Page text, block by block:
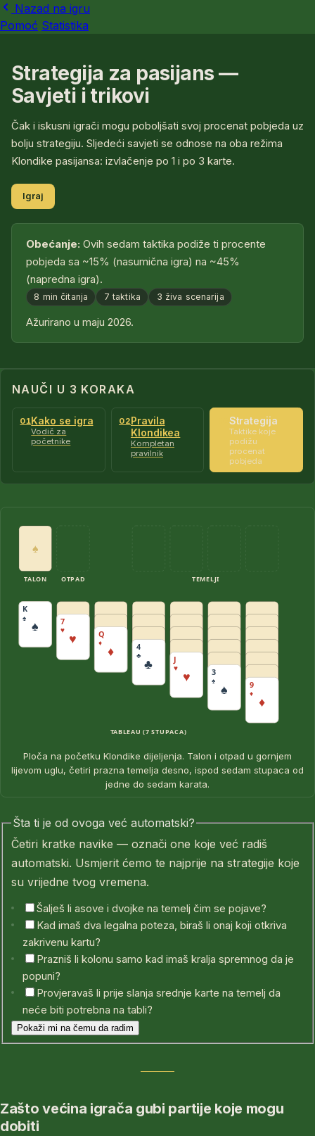
Nazad na igru
Pomoć Statistika
Strategija za pasijans —
Savjeti i trikovi
Čak i iskusni igrači mogu poboljšati svoj procenat pobjeda uz
bolju strategiju. Sljedeći savjeti se odnose na oba režima
Klondike pasijansa: izvlačenje po 1 i po 3 karte.
Igraj
Obećanje: Ovih sedam taktika podiže ti procente
pobjeda sa ~15% (nasumična igra) na ~45%
(napredna igra).
8 min čitanja 7 taktika 3 živa scenarija
Ažurirano u maju 2026.
NAUČI U 3 KORAKA
01Kako se igra
Vodič za
početnike
02Pravila
Klondikea
Kompletan
pravilnik
Strategija
Taktike koje
podižu
procenat
pobjeda
♠
TALON OTPAD TEMELJI
K
♠ ♠ 7
♥ ♥
Q
♦ ♦ 4
♣ ♣ J
♥ ♥
3
♠ ♠
9
♦ ♦
TABLEAU (7 STUPACA)
Ploča na početku Klondike dijeljenja. Talon i otpad u gornjem
lijevom uglu, četiri prazna temelja desno, ispod sedam stupaca od
jedne do sedam karata.
Šta ti je od ovoga već automatski?
Četiri kratke navike — označi one koje već radiš
automatski. Usmjerit ćemo te najprije na strategije koje
su vrijedne tvog vremena.
Šalješ li asove i dvojke na temelj čim se pojave?
Kad imaš dva legalna poteza, biraš li onaj koji otkriva
zakrivenu kartu?
Prazniš li kolonu samo kad imaš kralja spremnog da je
popuni?
Provjeravaš li prije slanja srednje karte na temelj da
neće biti potrebna na tabli?
Pokaži mi na čemu da radim
Zašto većina igrača gubi partije koje mogu
dobiti